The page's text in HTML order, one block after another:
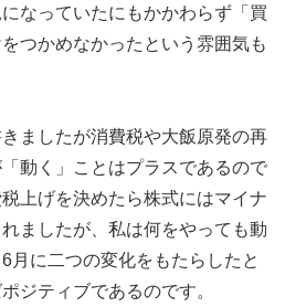
なっていたにもかかわらず「買
つかめなかったという雰囲気も
ましたが消費税や大飯原発の再
動く」ことはプラスであるので
上げを決めたら株式にはマイナ
ましたが、私は何をやっても動
月に二つの変化をもたらしたと
ジティブであるのです。